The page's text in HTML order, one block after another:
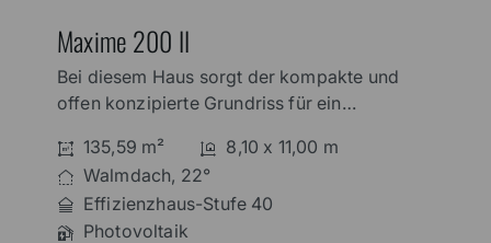
Maxime 200 II
Bei diesem Haus sorgt der kompakte und
offen konzipierte Grundriss für ein
zahlreichen Fenster werden alle Räume mit
viel Licht geflutet. Auf der Gartenseite
öffnet sich das Haus mit vielen
Fensterflächen,
135,59 m²
8,10 x 11,00 m
Walmdach, 22°
Effizienzhaus-Stufe 40
Photovoltaik